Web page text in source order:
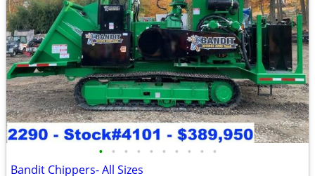
• • • • • • • • • •
Bandit Chippers- All Sizes